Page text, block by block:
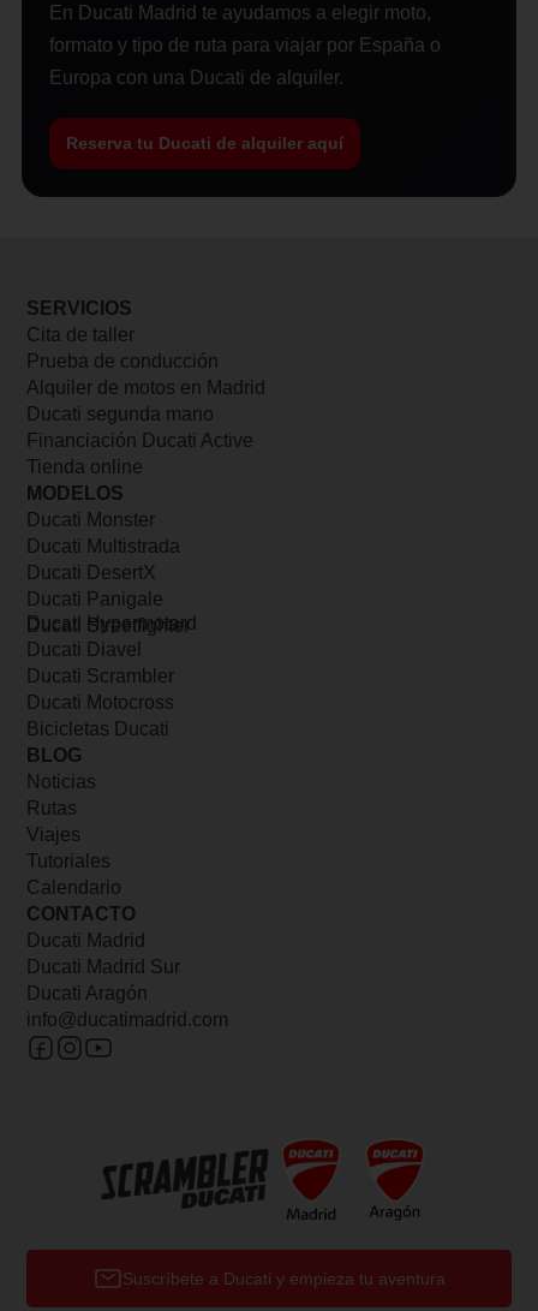
En Ducati Madrid te ayudamos a elegir moto,
formato y tipo de ruta para viajar por España o
Europa con una Ducati de alquiler.
Reserva tu Ducati de alquiler aquí
SERVICIOS
Cita de taller
Prueba de conducción
Alquiler de motos en Madrid
Ducati segunda mano
Financiación Ducati Active
Tienda online
MODELOS
Ducati Monster
Ducati Multistrada
Ducati DesertX
Ducati Panigale
Ducati Streetfighter
Ducati Hypermotard
Ducati Diavel
Ducati Scrambler
Ducati Motocross
Bicicletas Ducati
BLOG
Noticias
Rutas
Viajes
Tutoriales
Calendario
CONTACTO
Ducati Madrid
Ducati Madrid Sur
Ducati Aragón
info@ducatimadrid.com
Suscríbete a Ducati y empieza tu aventura